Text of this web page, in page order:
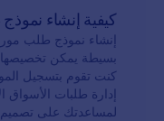
طلبات
الشراكات
كيفية إنشاء
بسيطة يمكن
كنت تقوم بتسجيل
إدارة طلبات الأسواق
لمساعدتك على تصميم